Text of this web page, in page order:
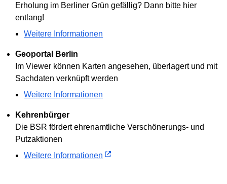
Erholung im Berliner Grün gefällig? Dann bitte hier
entlang!
Weitere Informationen
Geoportal Berlin
Im Viewer können Karten angesehen, überlagert und mit
Sachdaten verknüpft werden
Weitere Informationen
Kehrenbürger
Die BSR fördert ehrenamtliche Verschönerungs- und
Putzaktionen
Weitere Informationen